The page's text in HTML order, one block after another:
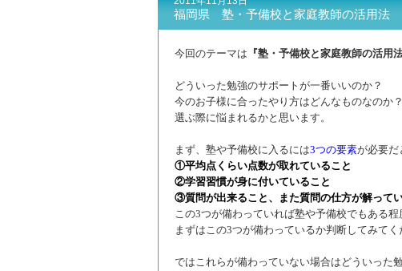
福岡県 塾・予備校と家庭教師の活用法
今回のテーマは 『塾・予備校と家庭教師の活用
どういった勉強のサポートが一番いいのか？
今のお子様に合ったやり方はどんなものなのか？
選ぶ際に悩まれるかと思います。
まず、塾や予備校に入るには3つの要素が必要だ
①平均点くらい点数が取れていること
②学習習慣が身に付いていること
③質問が出来ること、また質問の仕方が解って
この3つが備わっていれば塾や予備校でもある程
まずはこの3つが備わっているか判断してみてく
ではこれらが備わっていない場合はどういった